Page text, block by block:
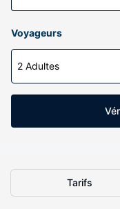
Voyageurs
2 Adultes
Tarifs